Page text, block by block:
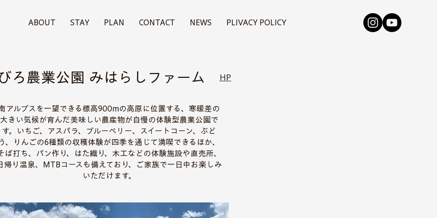
ABOUT STAY PLAN CONTACT NEWS PLIVACY POLICY
ろ農業公園 みはらしファーム HP
アルプスを一望できる標高900mの高原に位置する、寒暖差の
大きい気候が育んだ美味しい農産物が自慢の体験型農業公園で
す。いちご、アスパラ、ブルーベリー、スイートコーン、ぶど
、りんごの6種類の収穫体験が四季を通じて満喫できるほか、
ば打ち、パン作り、はた織り、木工などの体験施設や直売所、
帰り温泉、MTBコースも備えており、ご家族で一日中お楽しみ
いただけます。